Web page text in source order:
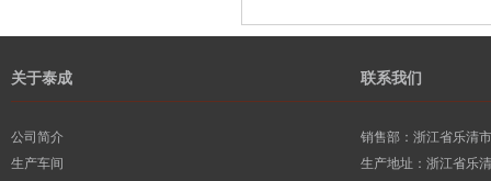
关于泰成 联系我们
公司简介
生产车间
销售部：浙江省乐清
生产地址：浙江省乐